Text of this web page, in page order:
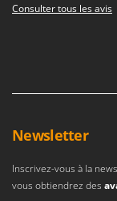
Consulter tous les avis
Newsletter
Inscrivez-vous à la
vous obtiendrez des